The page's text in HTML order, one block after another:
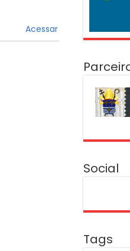
Acessar
Social
Tags